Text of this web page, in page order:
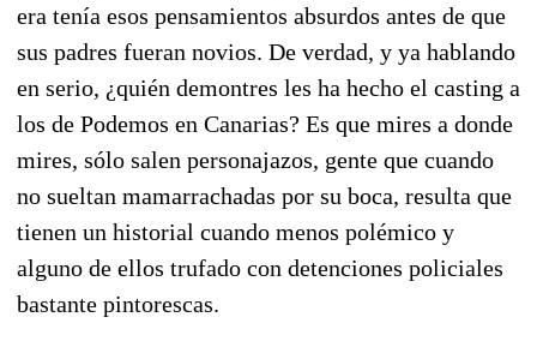
era tenía esos pensamientos absurdos antes de que
sus padres fueran novios. De verdad, y ya hablando
en serio, ¿quién demontres les ha hecho el casting a
los de Podemos en Canarias? Es que mires a donde
mires, sólo salen personajazos, gente que cuando
no sueltan mamarrachadas por su boca, resulta que
tienen un historial cuando menos polémico y
alguno de ellos trufado con detenciones policiales
bastante pintorescas.